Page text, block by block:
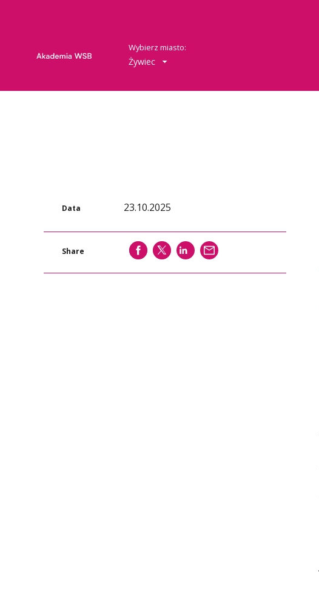
Wybierz miasto:
Żywiec
Data 23.10.2025
Share SHARE SHARE SHARE